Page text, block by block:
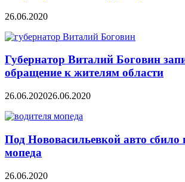
26.06.2020
Губернатор Виталий Боговин
обращение к жителям области
26.06.202026.06.2020
Под Нововасильевкой авто сбило
мопеда
26.06.2020